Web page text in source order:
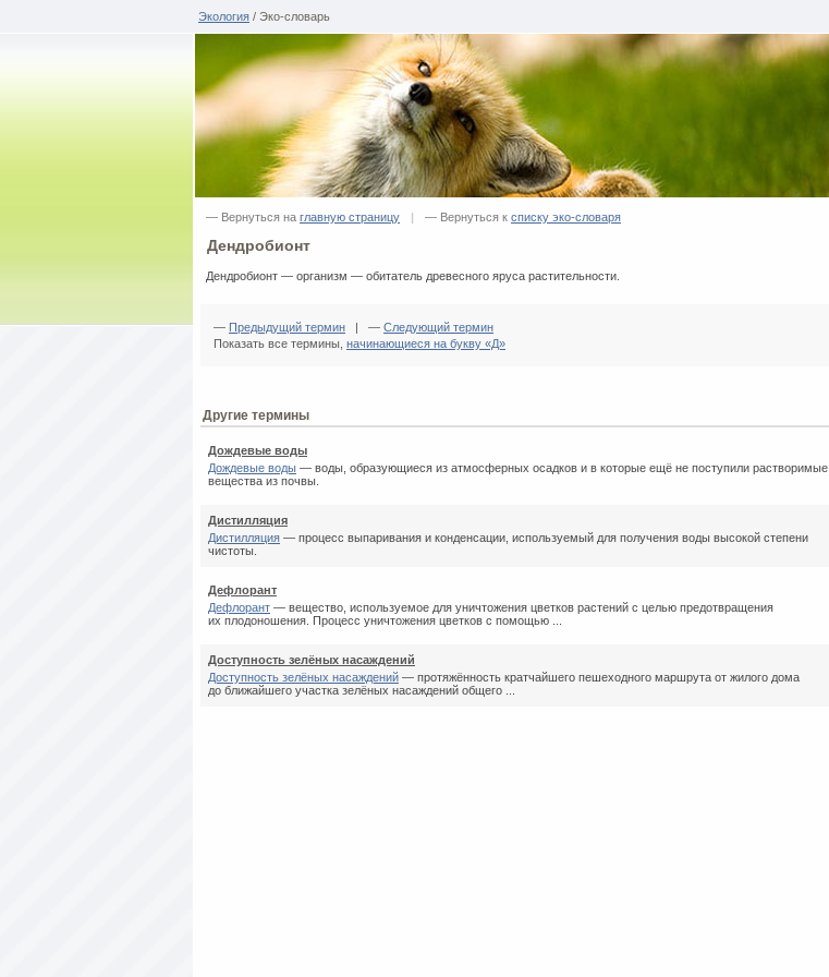
Экология / Эко-словарь
— Вернуться на главную страницу | — Вернуться к списку эко-словаря
Дендробионт
Дендробионт — организм — обитатель древесного яруса растительности.
— Предыдущий термин | — Следующий термин
Показать все термины, начинающиеся на букву «Д»
Другие термины
Дождевые воды
Дождевые воды — воды, образующиеся из атмосферных осадков и в которые ещё не поступили растворимые
вещества из почвы.
Дистилляция
Дистилляция — процесс выпаривания и конденсации, используемый для получения воды высокой степени
чистоты.
Дефлорант
Дефлорант — вещество, используемое для уничтожения цветков растений с целью предотвращения
их плодоношения. Процесс уничтожения цветков с помощью ...
Доступность зелёных насаждений
Доступность зелёных насаждений — протяжённость кратчайшего пешеходного маршрута от жилого дома
до ближайшего участка зелёных насаждений общего ...